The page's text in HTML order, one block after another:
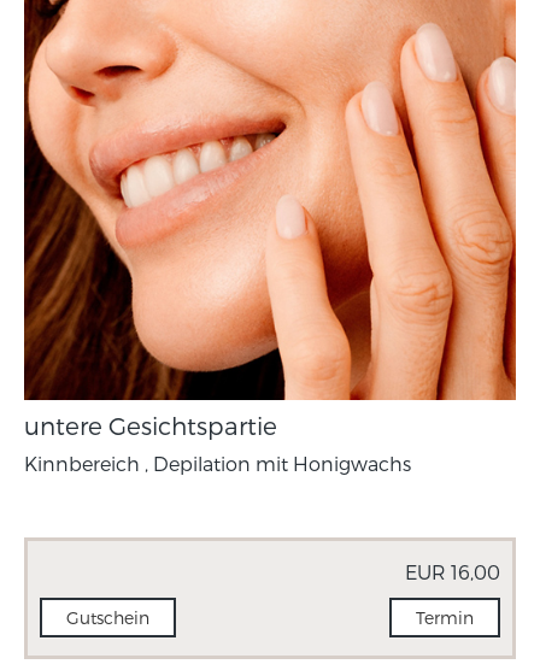
untere Gesichtspartie
Kinnbereich , Depilation mit Honigwachs
EUR 16,00
Gutschein Termin